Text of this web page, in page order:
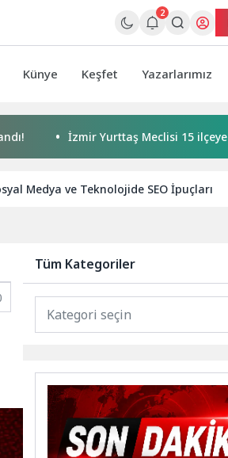
2
Künye Keşfet Yazarlarımız
İzmir Yurttaş Meclisi 15 ilçeye ulaştı
Medya ve Teknolojide SEO İpuçları
Tüm Kategoriler